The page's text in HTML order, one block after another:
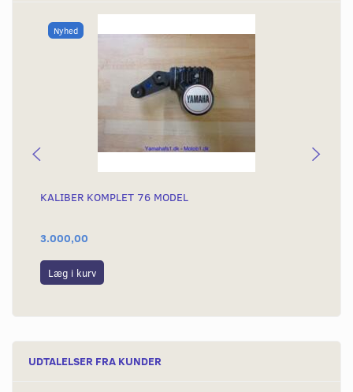
Nyhed
KALIBER KOMPLET 76 MODEL
3.000,00
Læg i kurv
UDTALELSER FRA KUNDER